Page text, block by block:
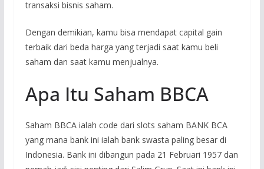
transaksi bisnis saham.
Dengan demikian, kamu bisa mendapat capital gain
terbaik dari beda harga yang terjadi saat kamu beli
saham dan saat kamu menjualnya.
Apa Itu Saham BBCA
Saham BBCA ialah code dari slots saham BANK BCA
yang mana bank ini ialah bank swasta paling besar di
Indonesia. Bank ini dibangun pada 21 Februari 1957 dan